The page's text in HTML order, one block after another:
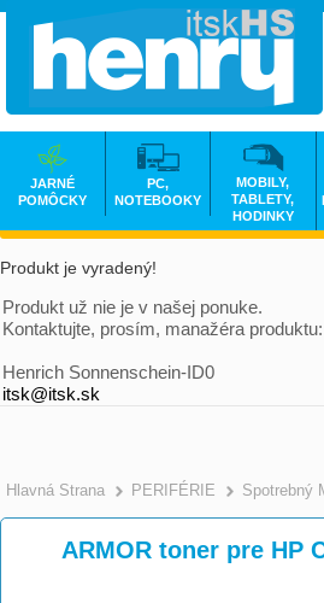
Produkt je vyradený!
Produkt už nie je v našej ponuke.
Kontaktujte, prosím, manažéra produktu:
Henrich Sonnenschein-ID0
itsk@itsk.sk
Hlavná Strana PERIFÉRIE Spotrebný
ARMOR toner pre HP
JARNÉ
POMÔCKY
PC,
NOTEBOOKY
MOBILY,
TABLETY,
HODINKY